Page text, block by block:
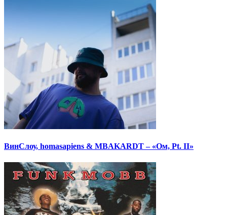
ВинСлоу, homasapiens & MBAKARDT – «Ом, Pt. II»